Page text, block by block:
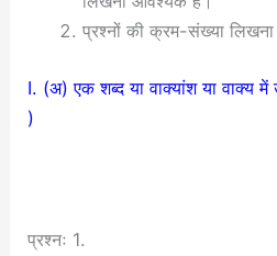
प्रश्नों की क्रम-संख्या लिखना
I. (अ) एक शब्द या वाक्यांश या वाक्य
)
प्रश्नः 1.